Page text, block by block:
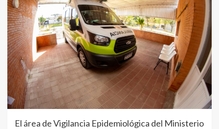
El área de Vigilancia Epidemiológica del Ministerio